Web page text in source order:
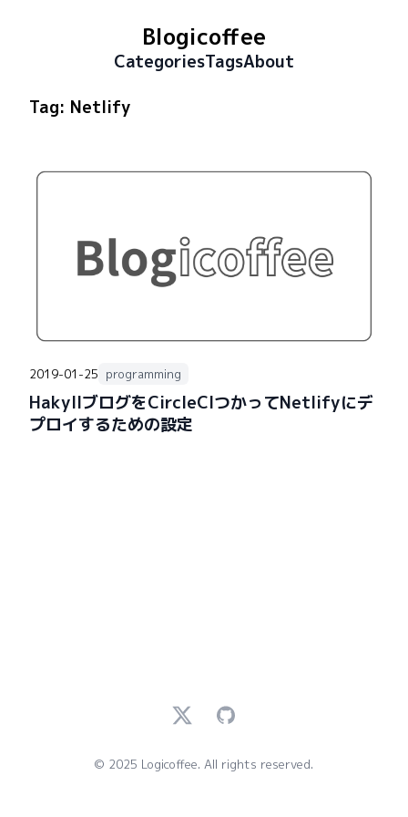
Blogicoffee
CategoriesTagsAbout
Tag: Netlify
2019-01-25 programming
HakyllブログをCircleCIつかってNetlifyにデ
プロイするための設定
TwitterGitHub
© 2025 Logicoffee. All rights reserved.